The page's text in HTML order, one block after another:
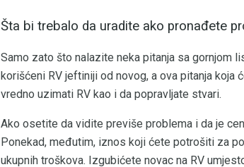
Šta bi trebalo da uradite ako pronađete
Samo zato što nalazite neka pitanja sa gornjom
korišćeni RV jeftiniji od novog, a ova pitanja
vredno uzimati RV kao i da popravljate stvari.
Ako osetite da vidite previše problema i da je
Ponekad, međutim, iznos koji ćete potrošiti za
ukupnih troškova. Izgubićete novac na RV